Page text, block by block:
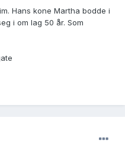
Hans kone Martha bodde i
i om lag 50 år. Som